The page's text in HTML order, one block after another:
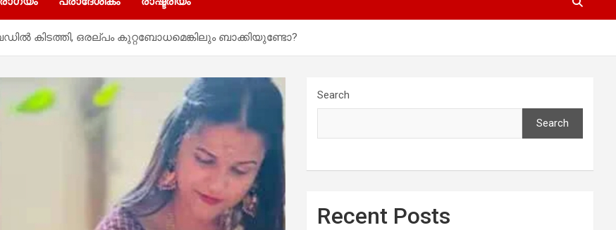
കിടത്തി, ഒരല്പം കുറ്റബോധമെങ്കിലും ബാക്കിയുണ്ടോ?
Search
Search
Recent Posts